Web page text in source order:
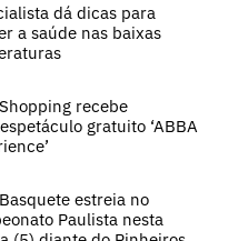
dá dicas para
a saúde nas baixas
recebe
gratuito ‘ABBA
estreia no
Paulista nesta